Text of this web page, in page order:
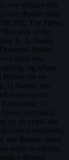
τον πόλεμο στη
Φρόιντ (δύο
The Father,
Remains of the
Κ. Σ. Λιούις
Abbey,
σπίτι του.
της κόρης
για να
Ο Λιούις, του
αναγνώριση,
Χριστιανός. Ο
σχετικά με
με τη σειρά του
έντονη συζήτηση.
του Φρόιντ, όπως
αυτές οι σχέσεις
ο Φρόιντ